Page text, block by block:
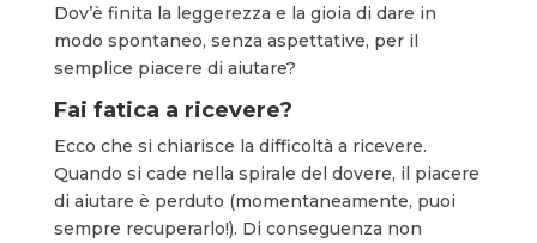
Dov’è finita la leggerezza e la gioia di dare in
modo spontaneo, senza aspettative, per il
semplice piacere di aiutare?
Fai fatica a ricevere?
Ecco che si chiarisce la difficoltà a ricevere.
Quando si cade nella spirale del dovere, il piacere
di aiutare è perduto (momentaneamente, puoi
sempre recuperarlo!). Di conseguenza non